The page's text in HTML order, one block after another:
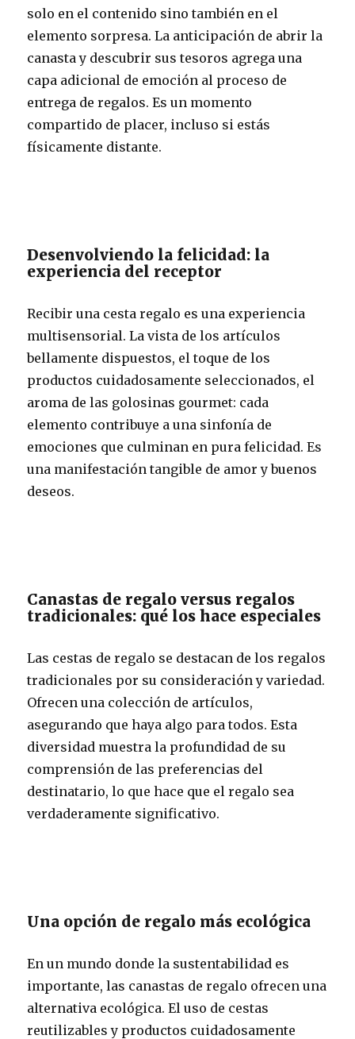
solo en el contenido sino también en el
elemento sorpresa. La anticipación de abrir la
canasta y descubrir sus tesoros agrega una
capa adicional de emoción al proceso de
entrega de regalos. Es un momento
compartido de placer, incluso si estás
físicamente distante.
Desenvolviendo la felicidad: la
experiencia del receptor
Recibir una cesta regalo es una experiencia
multisensorial. La vista de los artículos
bellamente dispuestos, el toque de los
productos cuidadosamente seleccionados, el
aroma de las golosinas gourmet: cada
elemento contribuye a una sinfonía de
emociones que culminan en pura felicidad. Es
una manifestación tangible de amor y buenos
deseos.
Canastas de regalo versus regalos
tradicionales: qué los hace especiales
Las cestas de regalo se destacan de los regalos
tradicionales por su consideración y variedad.
Ofrecen una colección de artículos,
asegurando que haya algo para todos. Esta
diversidad muestra la profundidad de su
comprensión de las preferencias del
destinatario, lo que hace que el regalo sea
verdaderamente significativo.
Una opción de regalo más ecológica
En un mundo donde la sustentabilidad es
importante, las canastas de regalo ofrecen una
alternativa ecológica. El uso de cestas
reutilizables y productos cuidadosamente